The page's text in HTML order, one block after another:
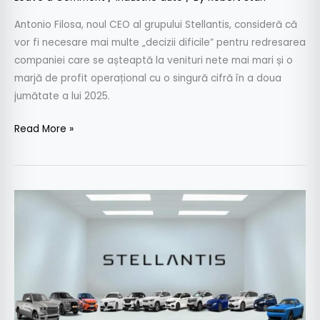
Antonio Filosa, noul CEO al grupului Stellantis, consideră că
vor fi necesare mai multe „decizii dificile” pentru redresarea
companiei care se așteaptă la venituri nete mai mari și o
marjă de profit operațional cu o singură cifră în a doua
jumătate a lui 2025.
Read More »
mld.